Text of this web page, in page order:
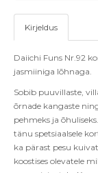
Kirjeldus
Daiichi Funs Nr.92
jasmiiniga lõhnaga.
Sobib puuvillaste,
õrnade kangaste
pehmeks ja
tänu spetsiaalsele
ka pärast pesu
koostises olevatele